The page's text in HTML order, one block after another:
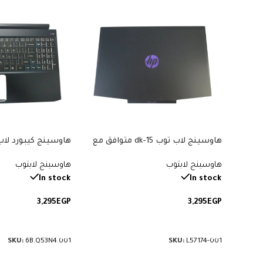
هاوسينج لاب توب 15-dk متوافق مع
يشمل الجزء الأمامي والخلفي
هاوسينج لابتوب
In stock
3,295EGP
SKU: L57174-001
القطعة: 6B.Q53N4.001.
هاوسينج لابتوب
In stock
3,295EGP
SKU: 6B.Q53N4.001